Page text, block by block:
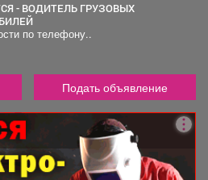
по телефону..
Подать объявление